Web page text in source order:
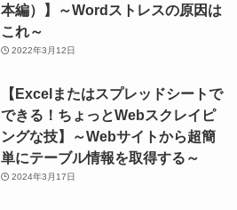
本編）】～Wordストレスの原因は
これ～
2022年3月12日
【Excelまたはスプレッドシートで
できる！ちょっとWebスクレイピ
ングな技】～Webサイトから超簡
単にテーブル情報を取得する～
2024年3月17日